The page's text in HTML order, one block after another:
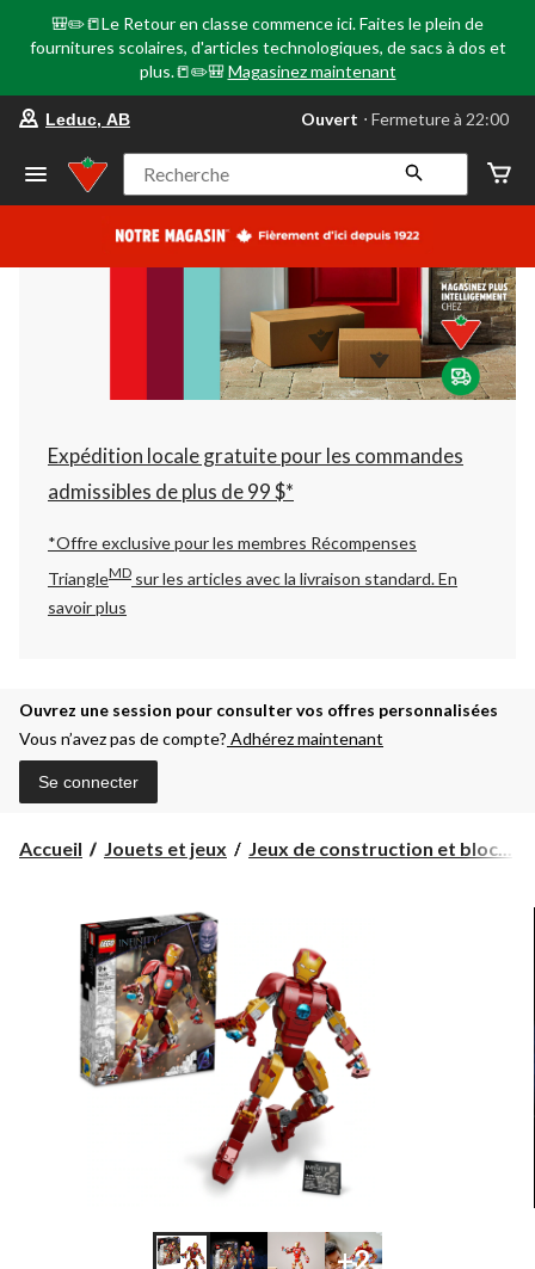
🎒✏️📒Le Retour en classe commence ici. Faites le plein de
fournitures scolaires, d'articles technologiques, de sacs à dos et
plus.📒✏️🎒 Magasinez maintenant
votre
préféré
Leduc,
AB,
courament
Fermeture
à
22:00
cliquer
pour
changer
Leduc, AB Ouvert ⋅ Fermeture à 22:00
Recherche
Expédition locale gratuite pour les commandes
admissibles de plus de 99 $*
*Offre exclusive pour les membres Récompenses
TriangleMD sur les articles avec la livraison standard.En
savoir plus
Ouvrez une session pour consulter vos offres personnalisées
Vous n’avez pas de compte? Adhérez maintenant
Se connecter
Accueil Jouets et jeux Jeux de construction et bloc...
+2